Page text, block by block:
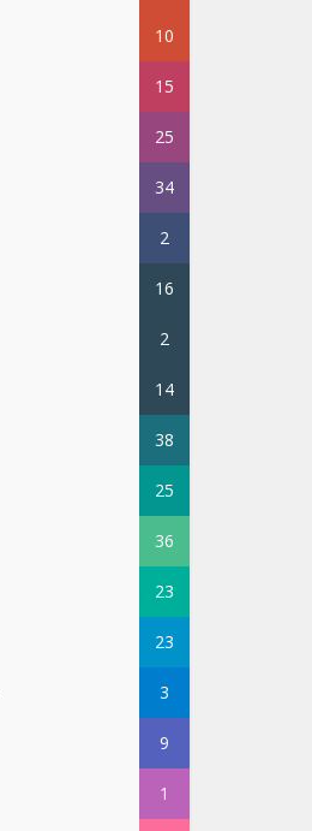
10
15
25
34
2
16
2
14
38
25
36
23
23
3
9
1